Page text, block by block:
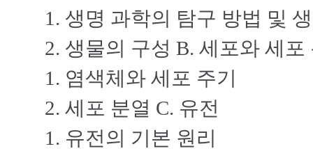
1. 생명 과학의 탐구 방법 및
2. 생물의 구성 B. 세포와 세포
1. 염색체와 세포 주기
2. 세포 분열 C. 유전
1. 유전의 기본 원리